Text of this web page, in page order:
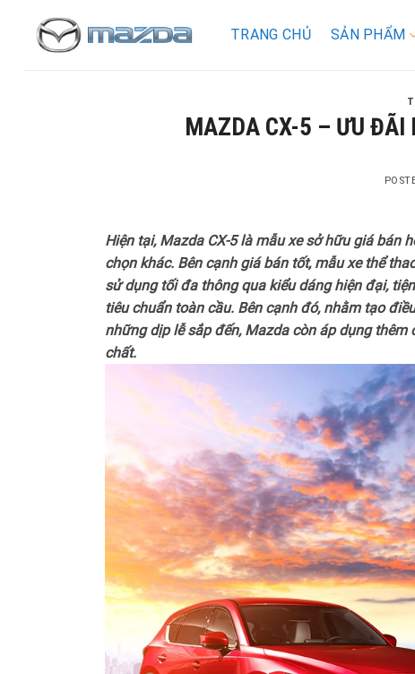
content
TRANG CHỦ SẢN PHẨM
MAZDA CX-5 – ƯU ĐÃI
Hiện tại, Mazda CX-5 là mẫu xe sở hữu giá bán
chọn khác. Bên cạnh giá bán tốt, mẫu xe thể
sử dụng tối đa thông qua kiểu dáng hiện đại,
tiêu chuẩn toàn cầu. Bên cạnh đó, nhằm tạo
những dịp lễ sắp đến, Mazda còn áp dụng
chất.